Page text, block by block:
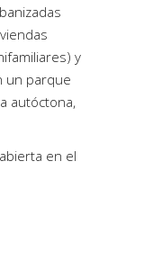
y
un parque
autóctona,
en el